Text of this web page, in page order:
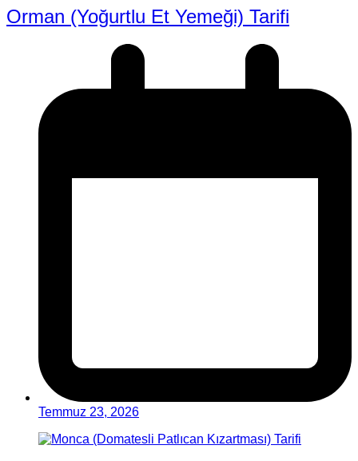
Orman (Yoğurtlu Et Yemeği) Tarifi
Temmuz 23, 2026